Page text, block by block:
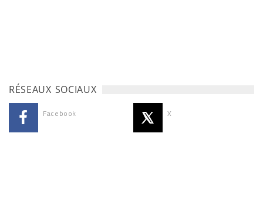
RÉSEAUX SOCIAUX
Facebook X